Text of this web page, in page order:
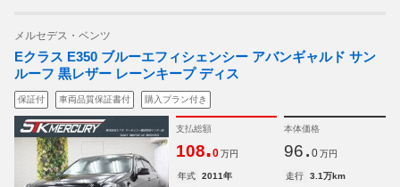
メルセデス・ベンツ
Eクラス E350 ブルーエフィシェンシー アバンギャルド サン
ルーフ 黒レザー レーンキープ ディス
保証付 車両品質保証書付 購入プラン付き
支払総額
108.0 万円
本体価格
96. 0 万円
年式 2011年 走行
3.1万km